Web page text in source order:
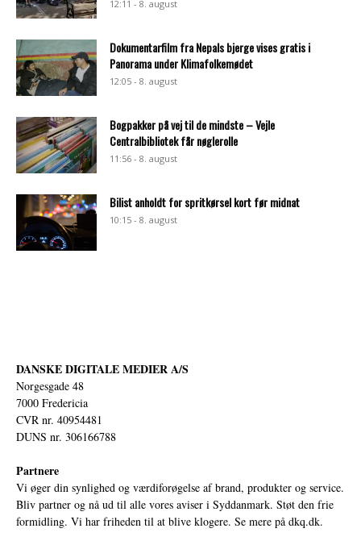
12:11 - 8. august
Dokumentarfilm fra Nepals bjerge vises gratis i
Panorama under Klimafolkemødet
12:05 - 8. august
Bogpakker på vej til de mindste – Vejle
Centralbibliotek får nøglerolle
11:56 - 8. august
Bilist anholdt for spritkørsel kort før midnat
10:15 - 8. august
DANSKE DIGITALE MEDIER A/S
Norgesgade 48
7000 Fredericia
CVR nr. 40954481
DUNS nr. 306166788
Partnere
Vi øger din synlighed og værdiforøgelse af brand, produkter og service.
Bliv partner og nå ud til alle vores aviser i Syddanmark. Støt den frie
formidling. Vi har friheden til at blive klogere. Se mere på dkq.dk.